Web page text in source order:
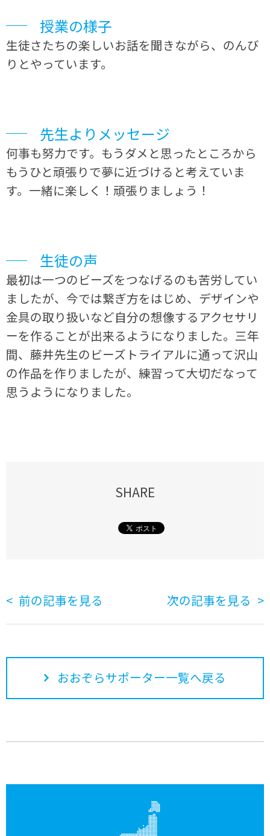
授業の様子
生徒さたちの楽しいお話を聞きながら、のんび
りとやっています。
先生よりメッセージ
何事も努力です。もうダメと思ったところから
もうひと頑張りで夢に近づけると考えていま
す。一緒に楽しく！頑張りましょう！
生徒の声
最初は一つのビーズをつなげるのも苦労してい
ましたが、今では繋ぎ方をはじめ、デザインや
金具の取り扱いなど自分の想像するアクセサリ
ーを作ることが出来るようになりました。三年
間、藤井先生のビーズトライアルに通って沢山
の作品を作りましたが、練習って大切だなって
思うようになりました。
SHARE
前の記事を見る 次の記事を見る
おおぞらサポーター一覧へ戻る